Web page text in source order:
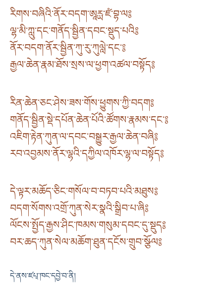
རིགས་བཞིའི་ནོར་བདག་ཨཱརྻ་ཛཾ་བྷ་ལ༔
ལྷ་མི་ཀླུ་དང་གནོད་སྦྱིན་དབང་སྡུད་པའི༔
ནོར་བདག་ནོར་སྦྱིན་ཀུ་རུ་ཀུལླེ་དང་༔
རྒྱལ་ཆེན་རྣམ་ཐོས་སྲས་ལ་ཕྱག་འཚལ་བསྟོད༔
རིན་ཆེན་ཅང་ཤེས་ཟས་གོས་ཕྱུགས་ཀྱི་བདག༔
གནོད་སྦྱིན་སྡེ་དཔོན་ཆེན་པོའི་ཚོགས་རྣམས་དང་༔
འཇིག་རྟེན་ཀུན་ལ་དབང་བསྒྱུར་རྒྱལ་ཆེན་བཞི༔
རབ་འབྱམས་ནོར་ལྷའི་དཀྱིལ་འཁོར་ལྷ་ལ་བསྟོད༔
དེ་ལྟར་མཆོད་ཅིང་གསོལ་བ་བཏབ་པའི་མཐུས༔
བདག་སོགས་འགྲོ་ཀུན་སེར་སྣའི་སྒྲིབ་པ་ཞི༔
ལོངས་སྤྱོད་རྒྱས་ཤིང་ཁམས་གསུམ་དབང་དུ་སྡུད༔
བར་ཆད་ཀུན་སེལ་མཆོག་ཐུན་དངོས་གྲུབ་སྩོལ༔
དེ་ནས་ཛཔ྄་ཁང་དབྱེ་བ་ནི།